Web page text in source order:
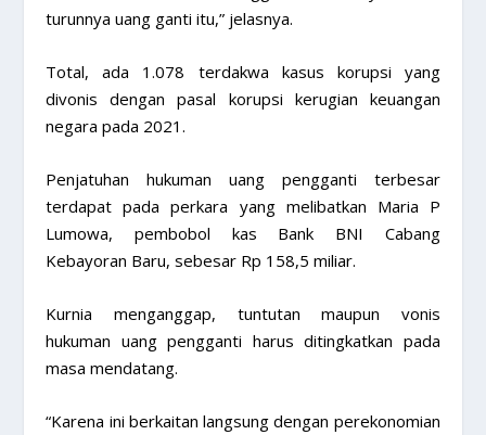
turunnya uang ganti itu,” jelasnya.
Total, ada 1.078 terdakwa kasus korupsi yang
divonis dengan pasal korupsi kerugian keuangan
negara pada 2021.
Penjatuhan hukuman uang pengganti terbesar
terdapat pada perkara yang melibatkan Maria P
Lumowa, pembobol kas Bank BNI Cabang
Kebayoran Baru, sebesar Rp 158,5 miliar.
Kurnia menganggap, tuntutan maupun vonis
hukuman uang pengganti harus ditingkatkan pada
masa mendatang.
“Karena ini berkaitan langsung dengan perekonomian